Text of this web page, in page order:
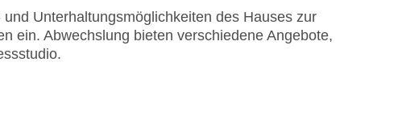
Unterhaltungsmöglichkeiten des Hauses zur
ein. Abwechslung bieten verschiedene Angebote,